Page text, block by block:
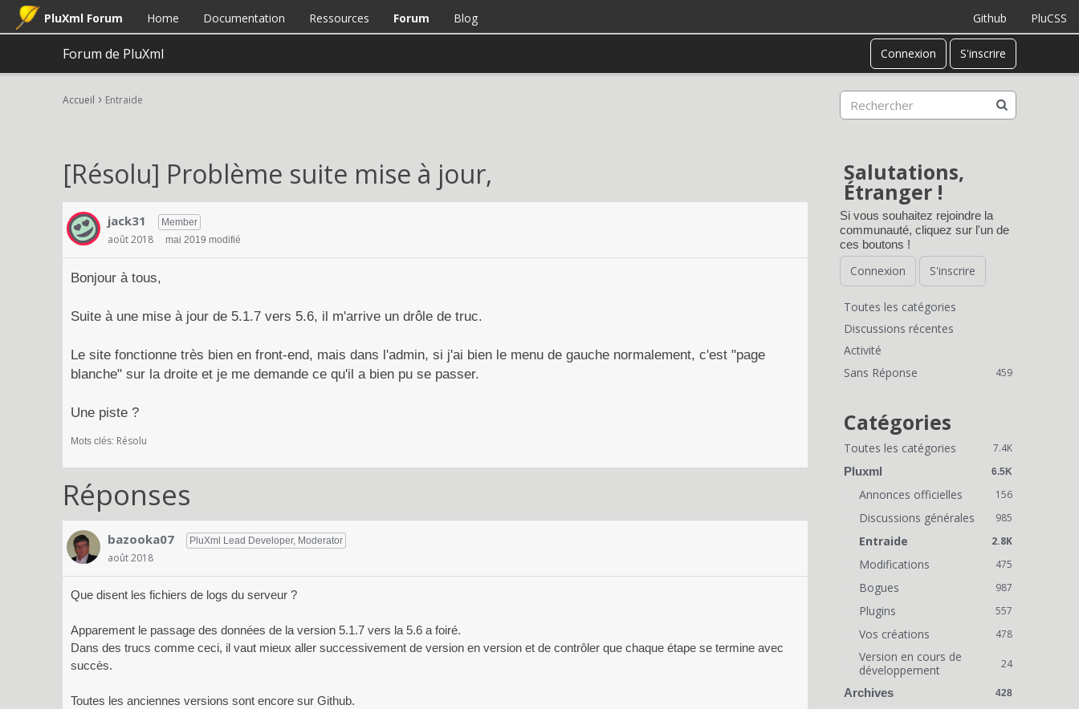
PluXml Forum Home Documentation Ressources Forum Blog PluCSS
Github
Forum de PluXml Connexion S'inscrire
Accueil › Entraide
[Résolu] Problème suite mise à jour,
jack31 Member
août 2018 mai 2019 modifié
Bonjour à tous,
Suite à une mise à jour de 5.1.7 vers 5.6, il m'arrive un drôle de truc.
Le site fonctionne très bien en front-end, mais dans l'admin, si j'ai bien le menu de gauche normalement, c'est "page
blanche" sur la droite et je me demande ce qu'il a bien pu se passer.
Une piste ?
Mots clés: Résolu
Réponses
bazooka07 PluXml Lead Developer, Moderator
août 2018
Que disent les fichiers de logs du serveur ?
Apparement le passage des données de la version 5.1.7 vers la 5.6 a foiré.
Dans des trucs comme ceci, il vaut mieux aller successivement de version en version et de contrôler que chaque étape se termine avec
succès.
Toutes les anciennes versions sont encore sur Github.
Salutations,
Étranger !
Si vous souhaitez rejoindre la
communauté, cliquez sur l'un de
ces boutons !
Connexion S'inscrire
L
i
e
n
s
r
Toutes les catégories
Discussions récentes
Activité
Sans Réponse
459
Catégories
7.4K
Toutes les catégories
6.5K
Pluxml
156
Annonces officielles
985
Discussions générales
2.8K
Entraide
475
Modifications
987
Bogues
557
Plugins
478
Vos créations
24
Version en cours de
développement
428
Archives